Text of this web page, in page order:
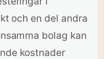
och en del andra
bolag kan
kostnader